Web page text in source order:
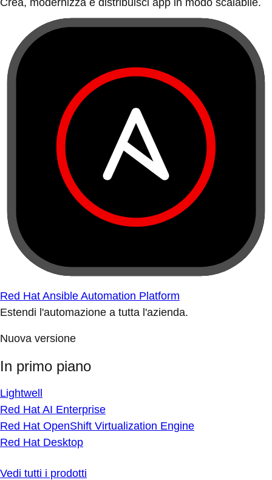
Crea, modernizza e distribuisci app in modo scalabile.
Red Hat Ansible Automation Platform
Estendi l'automazione a tutta l'azienda.
Nuova versione
In primo piano
Lightwell
Red Hat AI Enterprise
Red Hat OpenShift Virtualization Engine
Red Hat Desktop
Vedi tutti i prodotti